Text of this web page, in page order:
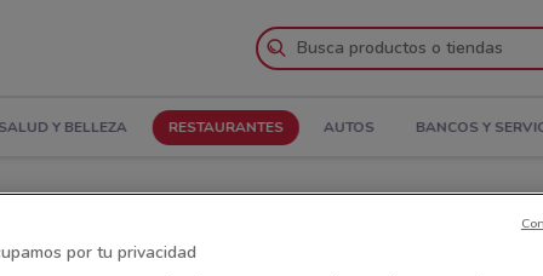
SALUD Y BELLEZA RESTAURANTES AUTOS BANCOS Y
Restaurantes en Coyoacán
por tu privacidad